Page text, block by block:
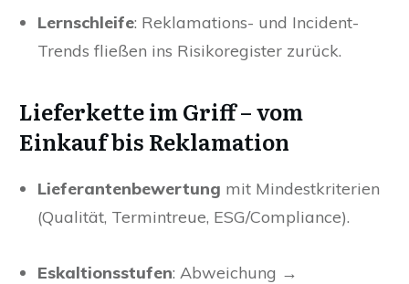
Lernschleife: Reklamations- und Incident-
Trends fließen ins Risikoregister zurück.
Lieferkette im Griff – vom
Einkauf bis Reklamation
Lieferantenbewertung mit Mindestkriterien
(Qualität, Termintreue, ESG/Compliance).
Eskaltionsstufen: Abweichung →